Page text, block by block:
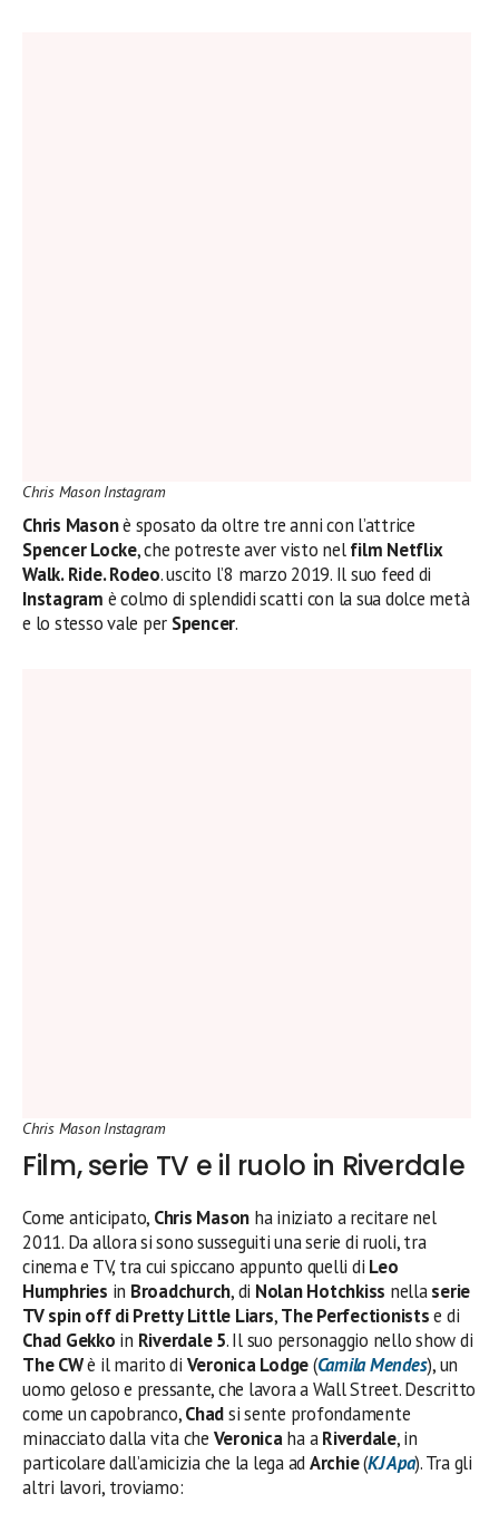
Chris Mason Instagram
Chris Masonè sposato da oltre tre anni con l’attrice
Spencer Locke, che potreste aver visto nelfilm Netflix
Walk. Ride. Rodeo. uscito l’8 marzo 2019. Il suo feed di
Instagram è colmo di splendidi scatti con la sua dolce metà
e lo stesso vale per Spencer.
Chris Mason Instagram
Film, serie TV e il ruolo in Riverdale
Come anticipato, Chris Mason ha iniziato a recitare nel
2011. Da allora si sono susseguiti una serie di ruoli, tra
cinema e TV, tra cui spiccano appunto quelli di Leo
Humphries in Broadchurch, di Nolan Hotchkiss nellaserie
TV spin off di Pretty Little Liars,The Perfectionistse di
Chad Gekko in Riverdale 5. Il suo personaggio nello show di
The CWè il marito di Veronica Lodge(Camila Mendes), un
uomo geloso e pressante, che lavora a Wall Street. Descritto
come un capobranco,Chadsi sente profondamente
minacciato dalla vita che Veronicaha aRiverdale, in
particolare dall’amicizia che la lega adArchie(KJ Apa). Tra gli
altri lavori, troviamo: